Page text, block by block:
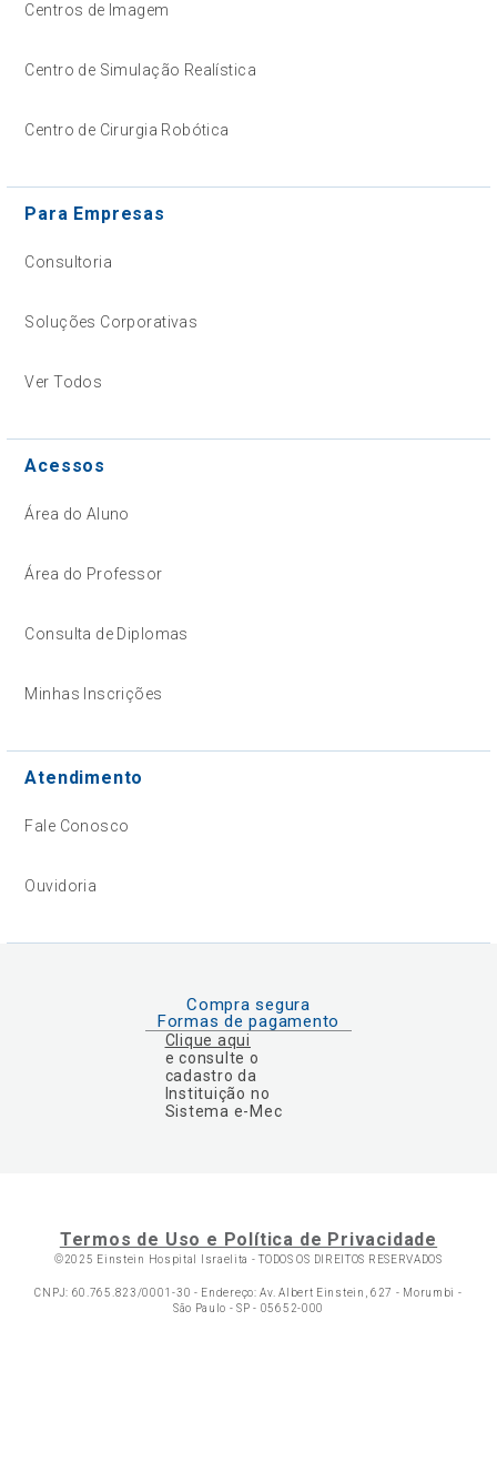
Centros de Imagem
Centro de Simulação Realística
Centro de Cirurgia Robótica
Para Empresas
Consultoria
Soluções Corporativas
Ver Todos
Acessos
Área do Aluno
Área do Professor
Consulta de Diplomas
Minhas Inscrições
Atendimento
Fale Conosco
Ouvidoria
Compra segura
Formas de pagamento
Clique aqui
e consulte o
cadastro da
Instituição no
Sistema e-Mec
Termos de Uso e Política de Privacidade
©2025 Einstein Hospital Israelita -TODOS OS DIREITOS RESERVADOS
CNPJ: 60.765.823/0001-30 - Endereço: Av. Albert Einstein, 627 - Morumbi -
São Paulo - SP - 05652-000